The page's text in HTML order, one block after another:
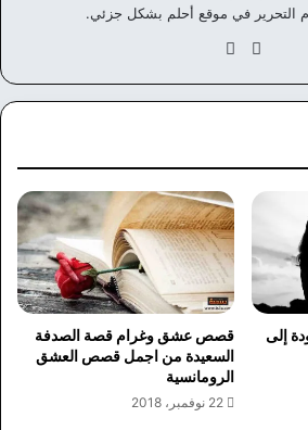
التحرير في موقع أحلم بشكل جزئي.
موق
الويوك
إلى
قصص عشق وغرام قصة الصدفة
السعيدة من اجمل قصص العشق
الرومانسية
22 نوفمبر، 2018